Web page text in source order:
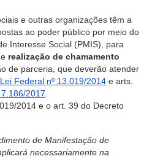
e outras organizações têm a
ao poder público por meio do
Interesse Social (PMIS) , para
realização de chamamento
de parceria, que deverão atender
Lei Federal nº 13.019/2014 e arts.
2017
2014 e o art. 39 do Decreto
de Manifestação de
necessariamente na